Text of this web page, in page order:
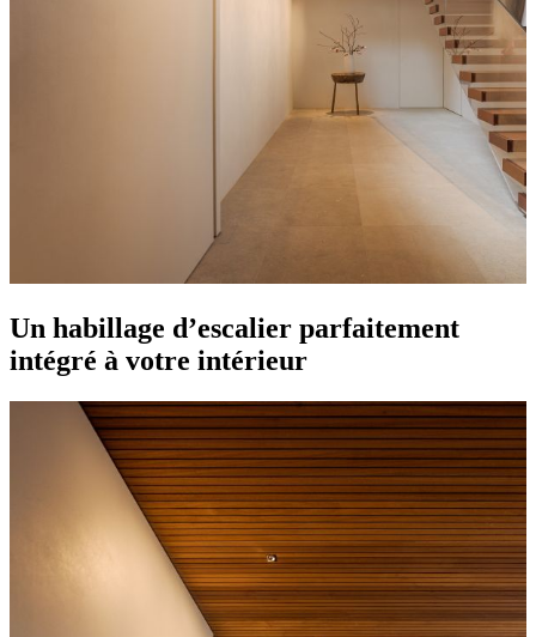
Un habillage d’escalier parfaitement
intégré à votre intérieur